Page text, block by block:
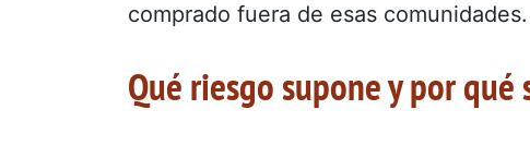
comprado fuera de esas comunidades.
Qué riesgo supone y por qué